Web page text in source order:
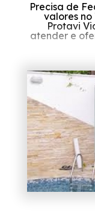
Precisa de
valores no
Protavi
atender e
Precisa de
valores no
serviços
você pode
coberturas
para
conosco
profissionais